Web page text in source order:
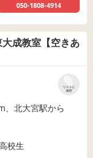
050-1808-4914
大成教室【空きあ
リストに
保存
、北大宮駅から
校生